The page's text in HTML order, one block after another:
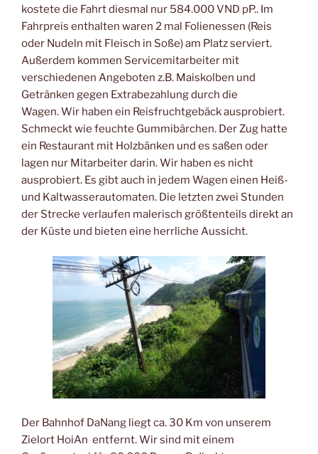
kostete die Fahrt diesmal nur 584.000 VND pP.. Im
Fahrpreis enthalten waren 2 mal Folienessen (Reis
oder Nudeln mit Fleisch in Soße) am Platz serviert.
Außerdem kommen Servicemitarbeiter mit
verschiedenen Angeboten z.B. Maiskolben und
Getränken gegen Extrabezahlung durch die
Wagen. Wir haben ein Reisfruchtgebäck ausprobiert.
Schmeckt wie feuchte Gummibärchen. Der Zug hatte
ein Restaurant mit Holzbänken und es saßen oder
lagen nur Mitarbeiter darin. Wir haben es nicht
ausprobiert. Es gibt auch in jedem Wagen einen Heiß-
und Kaltwasserautomaten. Die letzten zwei Stunden
der Strecke verlaufen malerisch größtenteils direkt an
der Küste und bieten eine herrliche Aussicht.
Der Bahnhof DaNang liegt ca. 30 Km von unserem
Zielort HoiAn entfernt. Wir sind mit einem